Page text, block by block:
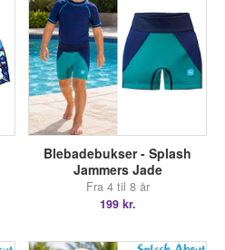
Blebadebukser - Splash
Jammers Jade
Fra 4 til 8 år
199 kr.